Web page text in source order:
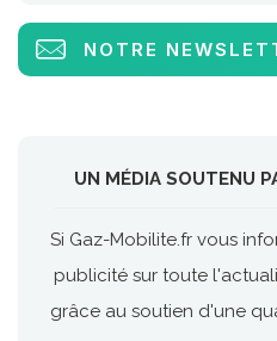
NOTRE
UN MÉDIA SOUTENU
Si Gaz-Mobilite.fr vous
publicité sur toute
grâce au soutien d'une